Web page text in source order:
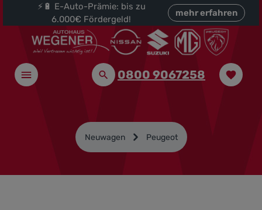
springen
⚡🔋 E-Auto-Prämie: bis zu
6.000€ Fördergeld!
mehr erfahren
0800 9067258
Neuwagen Peugeot